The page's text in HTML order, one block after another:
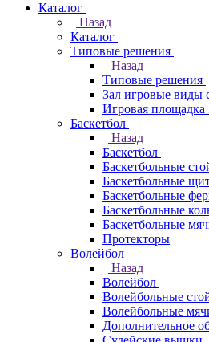
Каталог
Назад
Каталог
Типовые решения
Назад
Типовые решения
Зал игровые виды
Игровая площадка
Баскетбол
Назад
Баскетбол
Баскетбольные
Баскетбольные
Баскетбольные
Баскетбольные
Баскетбольные
Протекторы
Волейбол
Назад
Волейбол
Волейбольные
Волейбольные
Дополнительное